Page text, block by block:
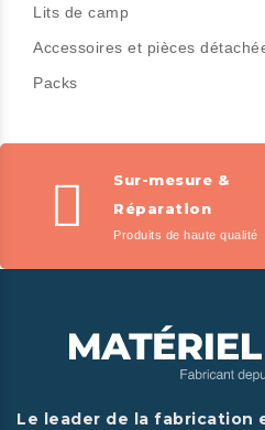
Lits de camp
Accessoires et pièces
Packs
Sur-mesure &
Réparation
Produits de haute qualité
Le leader de la fabrication